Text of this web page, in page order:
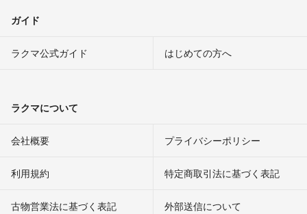
ガイド
ラクマ公式ガイド はじめての方へ
ラクマについて
会社概要 プライバシーポリシー
利用規約 特定商取引法に基づく表記
古物営業法に基づく表記 外部送信について